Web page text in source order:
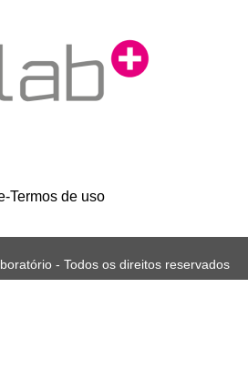
-Termos de uso
- Todos os direitos reservados